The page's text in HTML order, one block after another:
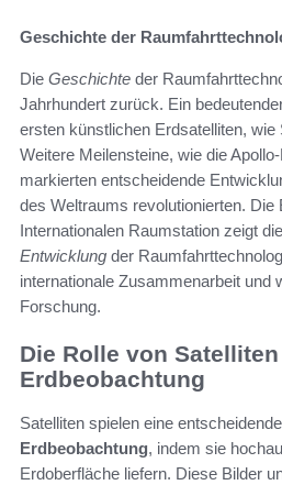
Geschichte der
Die Geschichte der
Jahrhundert zurück. Ein
ersten künstlichen Erdsatelliten, wie
Weitere Meilensteine, wie die
markierten entscheidende
des Weltraums revolutionierten. Die
Internationalen Raumstation zeigt
Entwicklung der
internationale Zusammenarbeit und
Forschung.
Die Rolle von
Erdbeobachtung
Satelliten spielen eine
Erdbeobachtung, indem sie
Erdoberfläche liefern. Diese Bilder